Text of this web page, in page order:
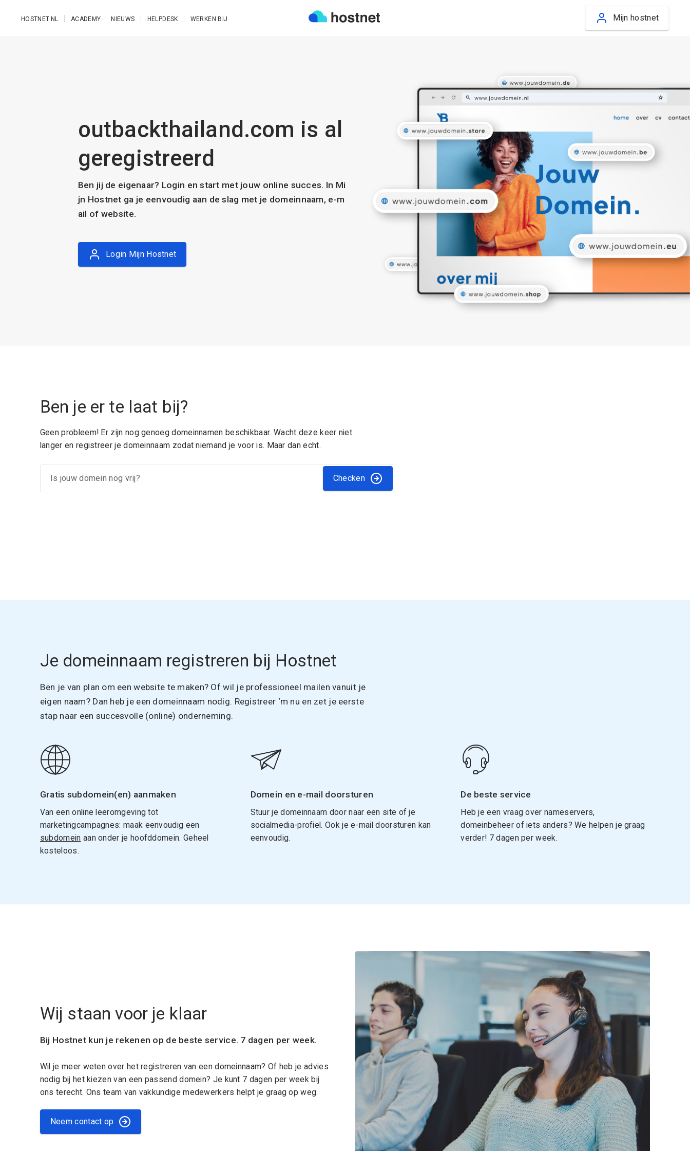
HOSTNET.NL ACADEMY NIEUWS HELPDESK WERKEN BIJ Mijn hostnet
outbackthailand.com is al
geregistreerd
Ben jij de eigenaar? Login en start met jouw online succes. In Mi
jn Hostnet ga je eenvoudig aan de slag met je domeinnaam, e-m
ail of website.
Login Mijn Hostnet
Ben je er te laat bij?
Geen probleem! Er zijn nog genoeg domeinnamen beschikbaar. Wacht deze keer niet
langer en registreer je domeinnaam zodat niemand je voor is. Maar dan echt.
Checken
Je domeinnaam registreren bij Hostnet
Ben je van plan om een website te maken? Of wil je professioneel mailen vanuit je
eigen naam? Dan heb je een domeinnaam nodig. Registreer ‘m nu en zet je eerste
stap naar een succesvolle (online) onderneming.
Gratis subdomein(en) aanmaken
Van een online leeromgeving tot
marketingcampagnes: maak eenvoudig een
subdomein aan onder je hoofddomein. Geheel
kosteloos.
Domein en e-mail doorsturen
Stuur je domeinnaam door naar een site of je
socialmedia-profiel. Ook je e-mail doorsturen kan
eenvoudig.
De beste service
Heb je een vraag over nameservers,
domeinbeheer of iets anders? We helpen je graag
verder! 7 dagen per week.
Wij staan voor je klaar
Bij Hostnet kun je rekenen op de beste service. 7 dagen per week.
Wil je meer weten over het registreren van een domeinnaam? Of heb je advies
nodig bij het kiezen van een passend domein? Je kunt 7 dagen per week bij
ons terecht. Ons team van vakkundige medewerkers helpt je graag op weg.
Neem contact op